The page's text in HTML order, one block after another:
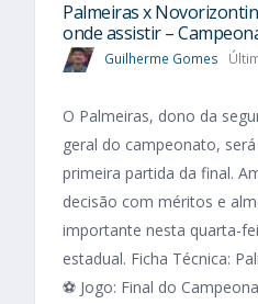
Palmeiras x
onde assistir –
Guilherme Gomes
O Palmeiras, dono da
geral do campeonato,
primeira partida da final.
decisão com méritos e
importante nesta quarta-
estadual. Ficha Técnica:
⚽ Jogo: Final do